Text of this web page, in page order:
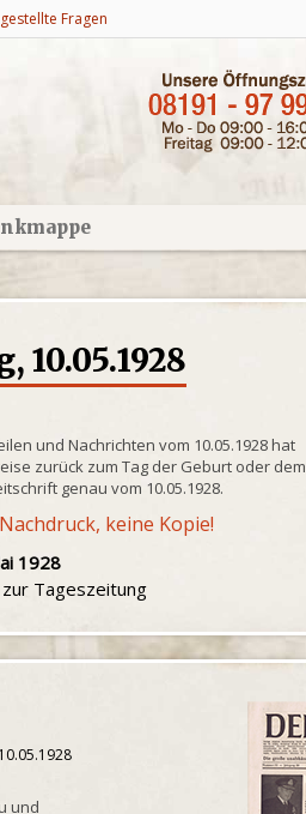
Fragen
10.05.1928
und Nachrichten vom 10.05.1928 hat
zurück zum Tag der Geburt oder dem
genau vom 10.05.1928.
keine Kopie!
1928
Tageszeitung
und